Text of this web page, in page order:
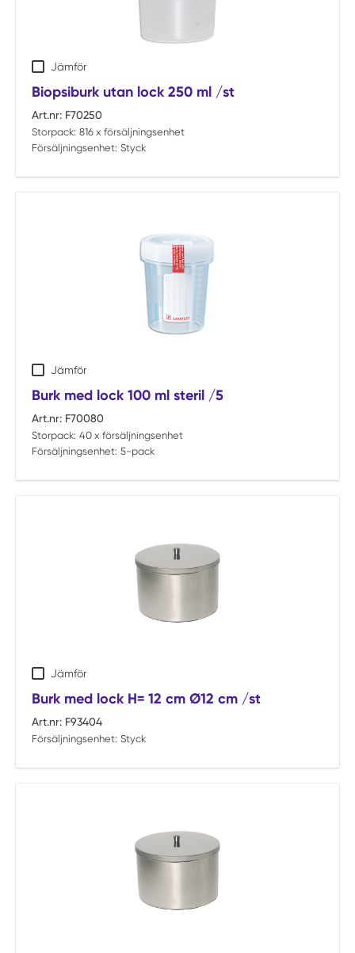
Jämför
Biopsiburk utan lock 250 ml /st
Art.nr: F70250
Storpack: 816 x försäljningsenhet
Försäljningsenhet: Styck
Jämför
Burk med lock 100 ml steril /5
Art.nr: F70080
Storpack: 40 x försäljningsenhet
Försäljningsenhet: 5-pack
Jämför
Burk med lock H= 12 cm Ø12 cm /st
Art.nr: F93404
Försäljningsenhet: Styck